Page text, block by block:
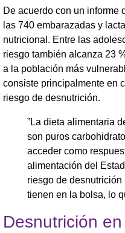
De acuerdo con un informe
las 740 embarazadas y
nutricional. Entre las
riesgo también alcanza 23
a la población más
consiste principalmente en
riesgo de desnutrición.
​”La dieta alimentaria
son puros
acceder como
alimentación del
riesgo de
tienen en la bolsa, lo
​Desnutrición